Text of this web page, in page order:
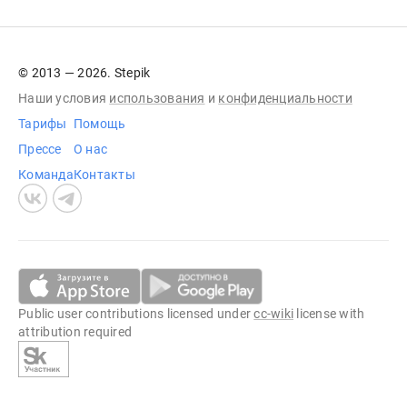
© 2013 — 2026. Stepik
Наши условия использования и конфиденциальности
Тарифы
Прессе
Команда
Помощь
О нас
Контакты
Public user contributions licensed undercc-wiki license with
attribution required